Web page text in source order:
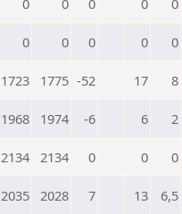
0 0 0 0 0
0 0 0 0 0
1723 1775 -52 17 8
1968 1974 -6 6 2
2134 2134 0 0 0
2035 2028 7 13 6,5